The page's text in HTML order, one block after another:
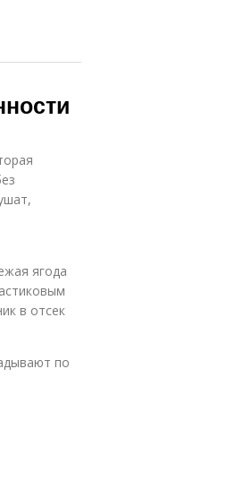
ягода
в отсек
по